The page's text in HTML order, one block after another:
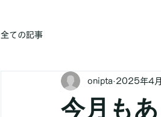
全ての記事
今月も
onipta 2025年4